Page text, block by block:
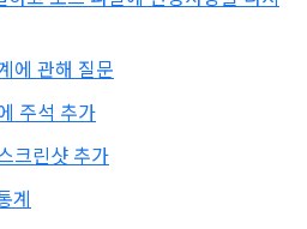
에 관해 질문
주석 추가
크린샷 추가
계